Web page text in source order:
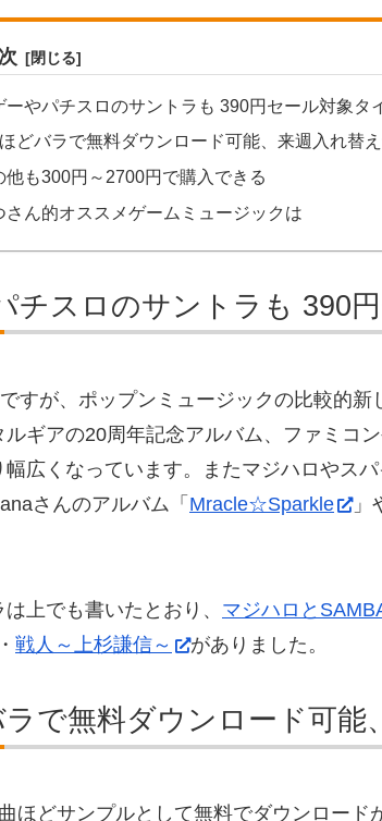
ーやパチスロのサントラも 390円セール対象タ
どバラで無料ダウンロード可能、来週入れ替
他も300円～2700円で購入できる
さん的オススメゲームミュージックは
チスロのサントラも 390
すが、ポップンミュージックの比較的
ギアの20周年記念アルバム、ファミコ
幅広くなっています。またマジハロやス
さんのアルバム「 Mracle☆Sparkle 」
上でも書いたとおり、 マジハロと
戦人～上杉謙信～ がありました。
で無料ダウンロード可能
ほどサンプルとして無料でダウンロード